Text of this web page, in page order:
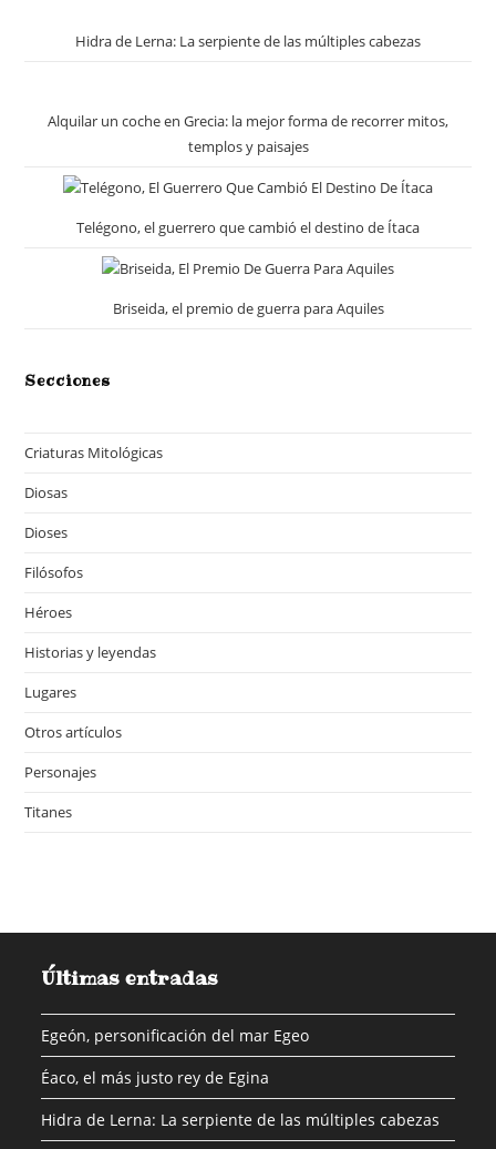
Hidra de Lerna: La serpiente de las múltiples cabezas
Alquilar un coche en Grecia: la mejor forma de recorrer mitos,
templos y paisajes
Telégono, el guerrero que cambió el destino de Ítaca
Briseida, el premio de guerra para Aquiles
Secciones
Criaturas Mitológicas
Diosas
Dioses
Filósofos
Héroes
Historias y leyendas
Lugares
Otros artículos
Personajes
Titanes
Últimas entradas
Egeón, personificación del mar Egeo
Éaco, el más justo rey de Egina
Hidra de Lerna: La serpiente de las múltiples cabezas